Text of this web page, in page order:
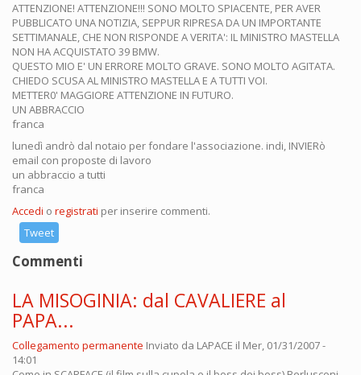
ATTENZIONE! ATTENZIONE!!! SONO MOLTO SPIACENTE, PER AVER
PUBBLICATO UNA NOTIZIA, SEPPUR RIPRESA DA UN IMPORTANTE
SETTIMANALE, CHE NON RISPONDE A VERITA': IL MINISTRO MASTELLA
NON HA ACQUISTATO 39 BMW.
QUESTO MIO E' UN ERRORE MOLTO GRAVE. SONO MOLTO AGITATA.
CHIEDO SCUSA AL MINISTRO MASTELLA E A TUTTI VOI.
METTER0' MAGGIORE ATTENZIONE IN FUTURO.
UN ABBRACCIO
franca
lunedì andrò dal notaio per fondare l'associazione. indi, INVIERò
email con proposte di lavoro
un abbraccio a tutti
franca
Accedi o registrati per inserire commenti.
Tweet
Commenti
LA MISOGINIA: dal CAVALIERE al
PAPA...
Collegamento permanente Inviato da LAPACE il Mer, 01/31/2007 -
14:01